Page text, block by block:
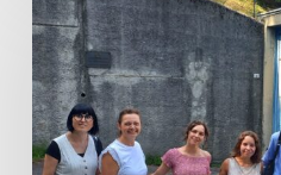
Don
Calabria
per
il
Sociale